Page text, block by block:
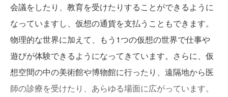
会議をしたり、教育を受けたりすることができるように
なっていますし、仮想の通貨を支払うこともできます。
物理的な世界に加えて、もう1つの仮想の世界で仕事や
遊びが体験できるようになってきています。さらに、仮
想空間の中の美術館や博物館に行ったり、遠隔地から医
師の診療を受けたり、あらゆる場面に広がっています。